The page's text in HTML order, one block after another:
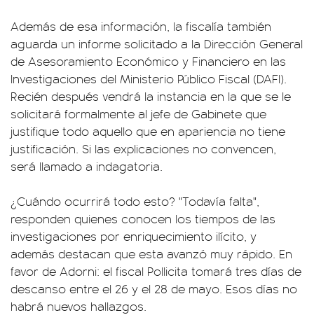
Además de esa información, la fiscalía también
aguarda un informe solicitado a la Dirección General
de Asesoramiento Económico y Financiero en las
Investigaciones del Ministerio Público Fiscal (DAFI).
Recién después vendrá la instancia en la que se le
solicitará formalmente al jefe de Gabinete que
justifique todo aquello que en apariencia no tiene
justificación. Si las explicaciones no convencen,
será llamado a indagatoria.
¿Cuándo ocurrirá todo esto? "Todavía falta",
responden quienes conocen los tiempos de las
investigaciones por enriquecimiento ilícito, y
además destacan que esta avanzó muy rápido. En
favor de Adorni: el fiscal Pollicita tomará tres días de
descanso entre el 26 y el 28 de mayo. Esos días no
habrá nuevos hallazgos.